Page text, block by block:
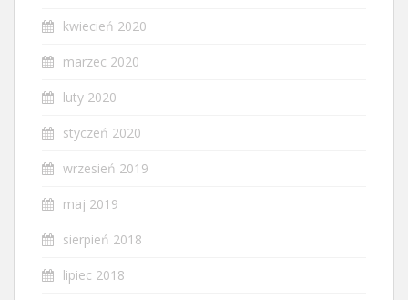
kwiecień 2020
marzec 2020
luty 2020
styczeń 2020
wrzesień 2019
maj 2019
sierpień 2018
lipiec 2018